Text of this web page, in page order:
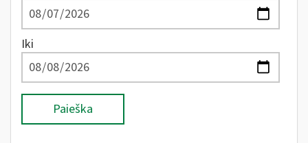
Iki
Paieška